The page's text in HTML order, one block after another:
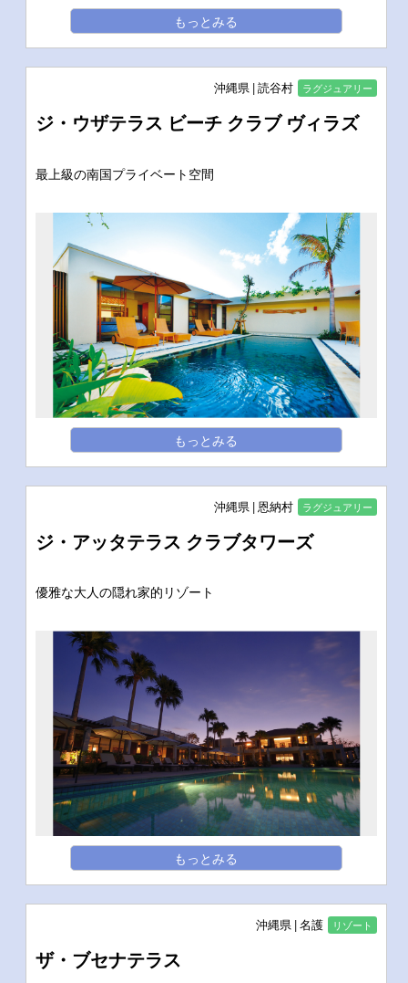
もっとみる
沖縄県 読谷村 ラグジュアリー
ジ・ウザテラス ビーチ クラブ ヴィラズ
最上級の南国プライベート空間
もっとみる
沖縄県 恩納村 ラグジュアリー
ジ・アッタテラス クラブタワーズ
優雅な大人の隠れ家的リゾート
もっとみる
沖縄県 名護 リゾート
ザ・ブセナテラス